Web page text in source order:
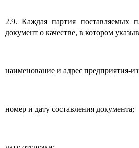
2.9. Каждая партия поставляемых
документ о качестве, в котором
наименование и адрес предприятия-
номер и дату составления документа;